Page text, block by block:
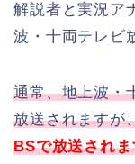
解説者と実況ア
波・十両テレビ
通常、地上波・
放送されますが
BSで放送されま